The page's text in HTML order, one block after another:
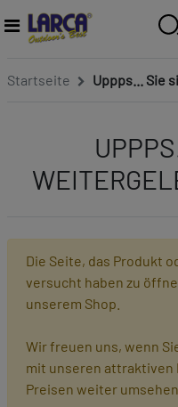
Startseite Uppps... Sie
Die Seite, das Produkt
versucht haben zu
unserem Shop.
Wir freuen uns, wenn
mit unseren attraktiven
Preisen weiter